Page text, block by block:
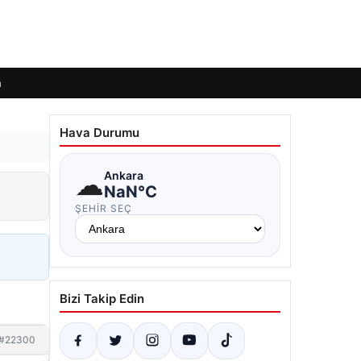
Hava Durumu
☁Ankara
NaN°C
ŞEHIR SEÇ
Bizi Takip Edin